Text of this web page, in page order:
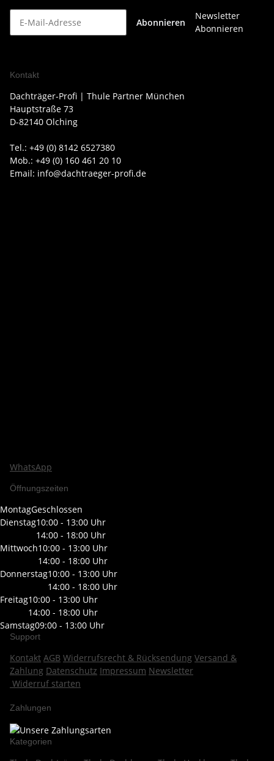
Abonnieren
Newsletter
Abonnieren
Kontakt
Dachträger-Profi | Thule Partner München
Hauptstraße 73
D-82140 Olching
Tel.: +49 (0) 8142 6527380
Mob.: +49 (0) 160 461 20 10
Email: info@dachtraeger-profi.de
WhatsApp
Öffnungszeiten
MontagGeschlossen
Dienstag10:00 - 13:00 Uhr
14:00 - 18:00 Uhr
Mittwoch10:00 - 13:00 Uhr
14:00 - 18:00 Uhr
Donnerstag10:00 - 13:00 Uhr
14:00 - 18:00 Uhr
Freitag10:00 - 13:00 Uhr
14:00 - 18:00 Uhr
Samstag09:00 - 13:00 Uhr
Support
Kontakt AGB Widerrufsrecht & Rücksendung Versand &
Zahlung Datenschutz Impressum Newsletter
Widerruf starten
Zahlungen
Kategorien